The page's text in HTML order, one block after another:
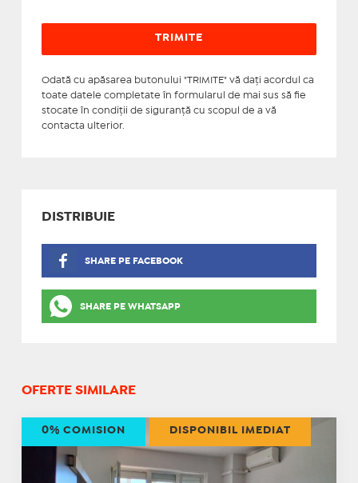
Odată cu apăsarea butonului "TRIMITE" vă daţi acordul ca
toate datele completate în formularul de mai sus să fie
stocate în condiţii de siguranţă cu scopul de a vă
contacta ulterior.
DISTRIBUIE
SHARE PE FACEBOOK
SHARE PE WHATSAPP
OFERTE SIMILARE
0% COMISION DISPONIBIL IMEDIAT